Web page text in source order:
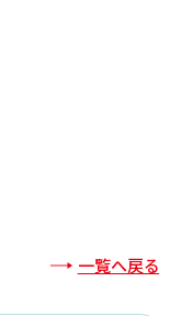
一覧へ戻る